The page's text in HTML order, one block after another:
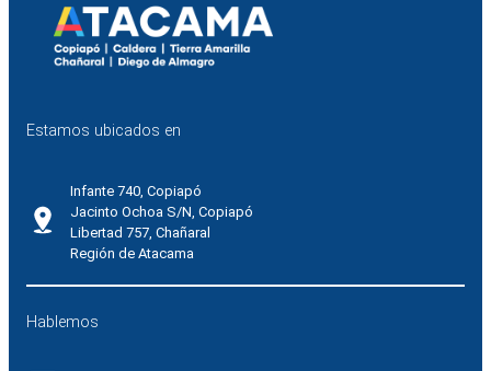
Estamos ubicados en
Infante 740, Copiapó
Jacinto Ochoa S/N, Copiapó
Libertad 757, Chañaral
Región de Atacama
Hablemos